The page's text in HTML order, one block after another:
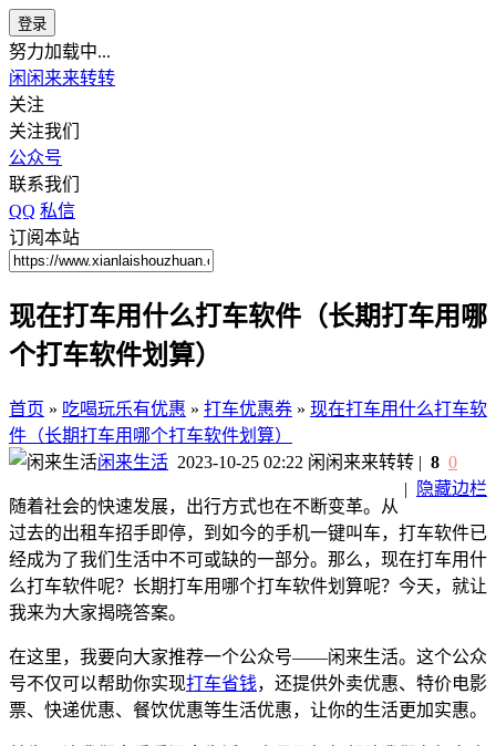
登录
努力加载中...
闲闲来来转转
关注
关注我们
公众号
联系我们
QQ 私信
订阅本站
现在打车用什么打车软件（长期打车用哪
个打车软件划算）
首页 » 吃喝玩乐有优惠 » 打车优惠券 » 现在打车用什么打车软
件（长期打车用哪个打车软件划算）
闲来生活 2023-10-25 02:22 闲闲来来转转
|
隐藏边栏
| 8 0
随着社会的快速发展，出行方式也在不断变革。从
过去的出租车招手即停，到如今的手机一键叫车，打车软件已
经成为了我们生活中不可或缺的一部分。那么，现在打车用什
么打车软件呢？长期打车用哪个打车软件划算呢？今天，就让
我来为大家揭晓答案。
在这里，我要向大家推荐一个公众号——闲来生活。这个公众
号不仅可以帮助你实现打车省钱，还提供外卖优惠、特价电影
票、快递优惠、餐饮优惠等生活优惠，让你的生活更加实惠。